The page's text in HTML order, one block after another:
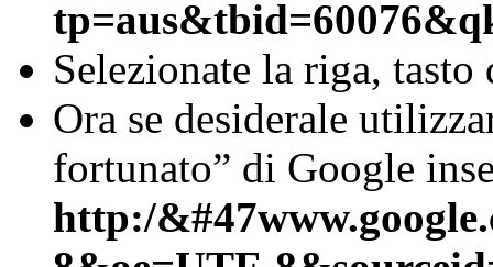
Selezionate la riga,
Ora se desiderale
fortunato” di Google
http:/